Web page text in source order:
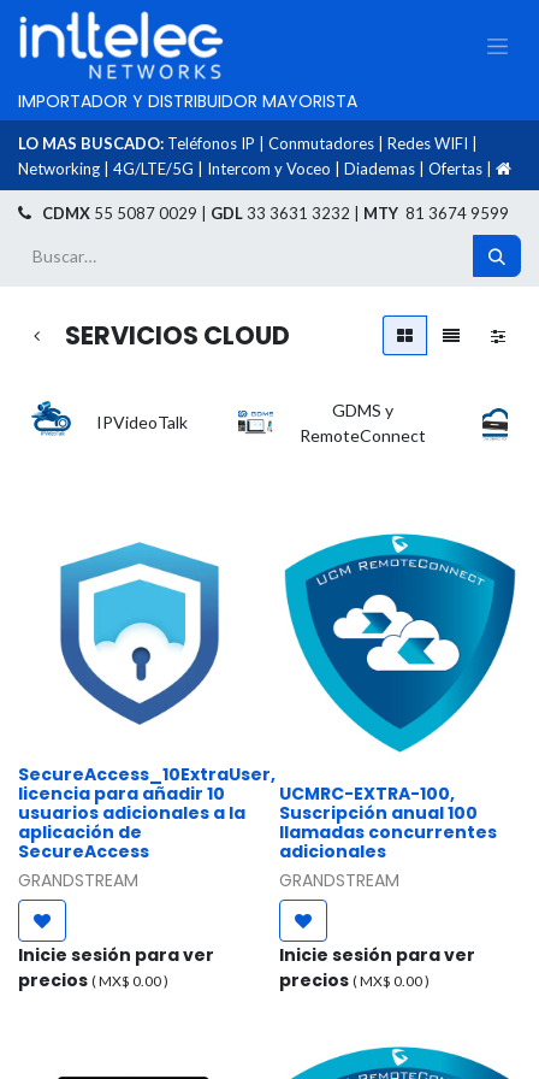
IMPORTADOR Y DISTRIBUIDOR MAYORISTA
LO MAS BUSCADO: Teléfonos IP Conmutadores Redes WIFI
Networking
4G/LTE/5G Intercom y Voceo Diademas Ofertas
CDMX 55 5087 0029 | GDL33 3631 3232 | MTY 81 3674 9599
SERVICIOS CLOUD
IPVideoTalk
GDMS y
RemoteConnect
SecureAccess_10ExtraUser,
licencia para añadir 10
usuarios adicionales a la
aplicación de
SecureAccess
GRANDSTREAM
Inicie sesión para ver
precios ( MX$ 0.00)
UCMRC-EXTRA-100,
Suscripción anual 100
llamadas concurrentes
adicionales
GRANDSTREAM
Inicie sesión para ver
precios ( MX$ 0.00)